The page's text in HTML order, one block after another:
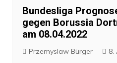
Bundesliga
gegen Borussia
am 08.04.2022
Przemyslaw Bürger 8.